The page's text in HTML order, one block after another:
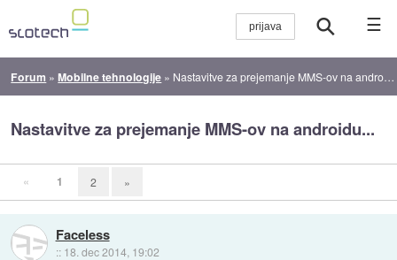
☰
Forum »Mobilne tehnologije » Nastavitve za prejemanje MMS-ov na androidu...
Nastavitve za prejemanje MMS-ov na androidu...
« 1 2 »
Faceless
:: 18. dec 2014, 19:02